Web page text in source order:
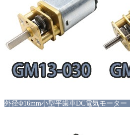
外径Φ16mm小型平歯車DC電気モーター